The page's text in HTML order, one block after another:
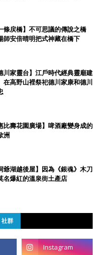
條戻橋】不可思議的傳說之橋
師安倍晴明把式神藏在橋下
川家靈台】江戶時代經典靈廟建
高野山裡祭祀德川家康和德川
比壽花園廣場】啤酒廠變身成的
洲
爺湖越後屋】因為《銀魂》木刀
名爆紅的溫泉街土產店
群